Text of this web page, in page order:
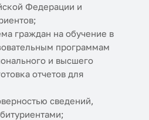
Федерации и
граждан на обучение в
программам
и высшего
отчетов для
сведений,